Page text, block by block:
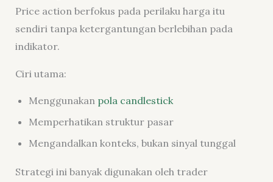
Price action berfokus pada perilaku harga itu
sendiri tanpa ketergantungan berlebihan pada
indikator.
Ciri utama:
Menggunakan pola candlestick
Memperhatikan struktur pasar
Mengandalkan konteks, bukan sinyal tunggal
Strategi ini banyak digunakan oleh trader